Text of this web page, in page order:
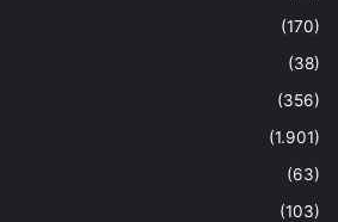
(170)
(38)
(356)
(1.901)
(63)
(103)